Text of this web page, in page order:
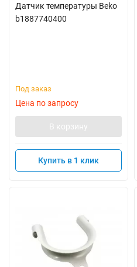
Датчик температуры Beko
b1887740400
Под заказ
Цена по запросу
В корзину
Купить в 1 клик